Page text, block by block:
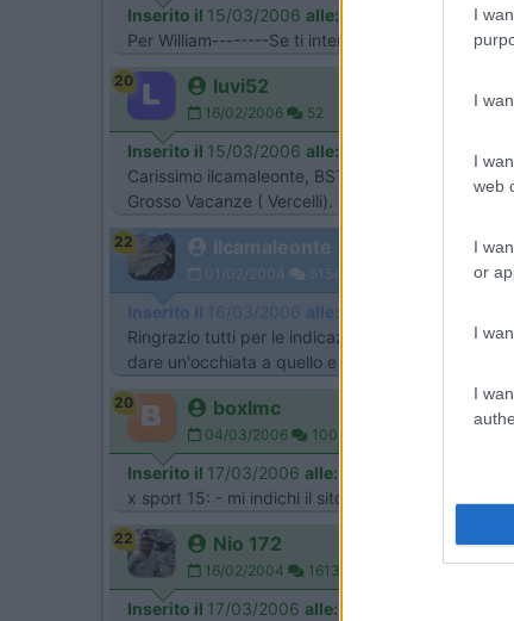
I
I
I
web
I
or
I
I
Inserito il 15/03/2006 alle:
Per William--------Se ti interessa il grill a pietra
20 luvi52
16/02/2006 52
Inserito il 15/03/2006 alle:
Carissimo ilcamaleonte, BST Giramondo lo stò
Grosso Vacanze ( Vercelli). Buoni KM e buone
22 ilcamaleonte
01/02/2004 5154
Inserito il 16/03/2006 alle:
Ringrazio tutti per le indicazioni dalle quali
dare un'occhiata a quello e non solo (entrare in
20 boxlmc
04/03/2006 100
Inserito il 17/03/2006 alle:
x sport 15: - mi indichi il sito? william
22 Nio 172
16/02/2004 1613
Inserito il 17/03/2006 alle: